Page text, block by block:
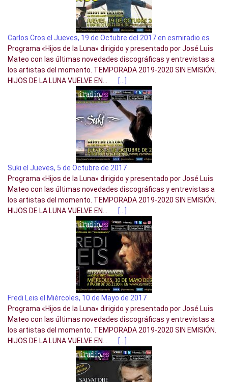
Carlos Cros el Jueves, 19 de Octubre del 2017 en esmiradio.es
Programa «Hijos de la Luna» dirigido y presentado por José Luis
Mateo con las últimas novedades discográficas y entrevistas a
los artistas del momento. TEMPORADA 2019-2020 SIN EMISIÓN.
HIJOS DE LA LUNA VUELVE EN...
[…]
Suki el Jueves, 5 de Octubre de 2017
Programa «Hijos de la Luna» dirigido y presentado por José Luis
Mateo con las últimas novedades discográficas y entrevistas a
los artistas del momento. TEMPORADA 2019-2020 SIN EMISIÓN.
HIJOS DE LA LUNA VUELVE EN...
[…]
Fredi Leis el Miércoles, 10 de Mayo de 2017
Programa «Hijos de la Luna» dirigido y presentado por José Luis
Mateo con las últimas novedades discográficas y entrevistas a
los artistas del momento. TEMPORADA 2019-2020 SIN EMISIÓN.
HIJOS DE LA LUNA VUELVE EN...
[…]